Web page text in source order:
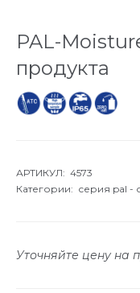
PAL-
продукта
АРТИКУЛ: 4573
Категории: серия pal -
Уточняйте цену на